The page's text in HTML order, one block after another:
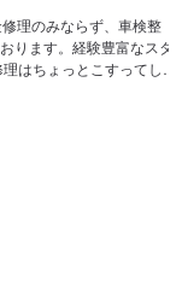
理のみならず、車検整
ります。経験豊富なスタ
はちょっとこすってしま
られがちな高い技術力を
年の経験あります。あら
当店社長は群馬県自動車
。群馬県の自動車鈑金・
何でもご相談ください！